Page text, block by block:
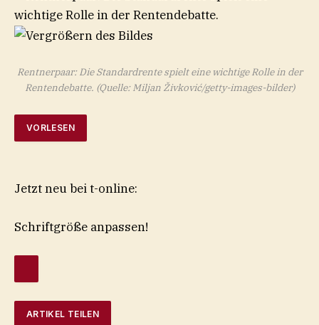
Rentnerpaar: Die Standardrente spielt eine wichtige Rolle in der
Rentendebatte. (Quelle: Miljan Živković/getty-images-bilder)
VORLESEN
Jetzt neu bei t-online:
Schriftgröße anpassen!
ARTIKEL TEILEN